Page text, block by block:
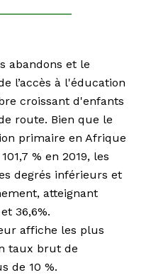
abandons et le
l’accès à l'éducation
croissant d'enfants
route. Bien que le
primaire en Afrique
% en 2019, les
degrés inférieurs et
atteignant
36,6%.
affiche les plus
taux brut de
de 10 %.